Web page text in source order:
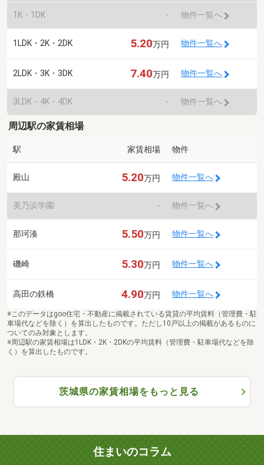
1K・1DK - 物件一覧へ
1LDK・2K・2DK 5.20万円 物件一覧へ
2LDK・3K・3DK 7.40万円 物件一覧へ
3LDK・4K・4DK - 物件一覧へ
周辺駅の家賃相場
駅 家賃相場 物件
殿山 5.20万円 物件一覧へ
美乃浜学園 - 物件一覧へ
那珂湊 5.50万円 物件一覧へ
磯崎 5.30万円 物件一覧へ
高田の鉄橋 4.90万円 物件一覧へ
※このデータはgoo住宅・不動産に掲載されている賃貸の平均賃料（管理費・駐
車場代などを除く）を算出したものです。ただし10戸以上の掲載があるものに
ついてのみ対象とします。
※周辺駅の家賃相場は1LDK・2K・2DKの平均賃料（管理費・駐車場代などを除
く）を算出したものです。
茨城県の家賃相場をもっと見る
住まいのコラム